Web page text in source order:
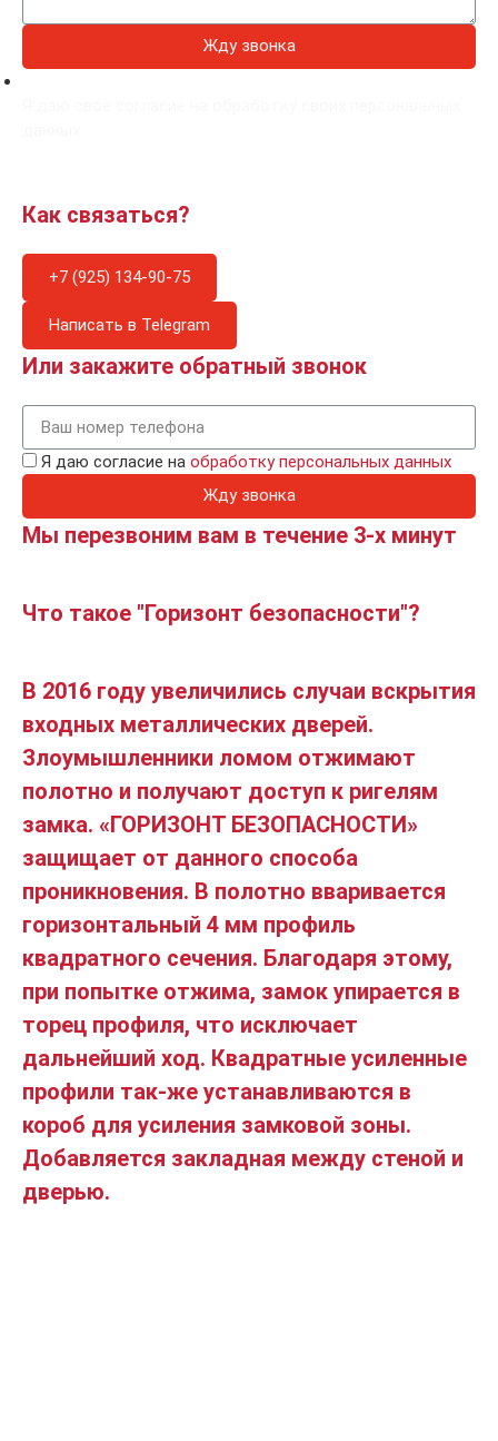
Жду звонка
Как связаться?
+7 (925) 134-90-75
Написать в Telegram
Или закажите обратный звонок
Я даю согласие на обработку персональных данных
Жду звонка
Мы перезвоним вам в течение 3-х минут
Что такое "Горизонт безопасности"?
В 2016 году увеличились случаи вскрытия
входных металлических дверей.
Злоумышленники ломом отжимают
полотно и получают доступ к ригелям
замка. «ГОРИЗОНТ БЕЗОПАСНОСТИ»
защищает от данного способа
проникновения. В полотно вваривается
горизонтальный 4 мм профиль
квадратного сечения. Благодаря этому,
при попытке отжима, замок упирается в
торец профиля, что исключает
дальнейший ход. Квадратные усиленные
профили так-же устанавливаются в
короб для усиления замковой зоны.
Добавляется закладная между стеной и
дверью.